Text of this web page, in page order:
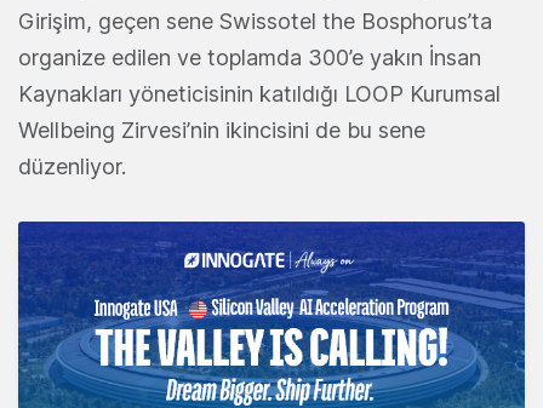
Girişim, geçen sene Swissotel the Bosphorus’ta
organize edilen ve toplamda 300’e yakın İnsan
Kaynakları yöneticisinin katıldığı LOOP Kurumsal
Wellbeing Zirvesi’nin ikincisini de bu sene
düzenliyor.